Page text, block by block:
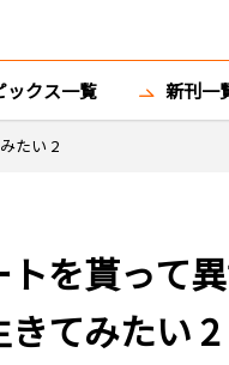
ックス一覧 新刊一
たい 2
を貰って
てみたい 2